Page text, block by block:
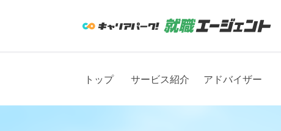
トップ サービス紹介 アドバイザー